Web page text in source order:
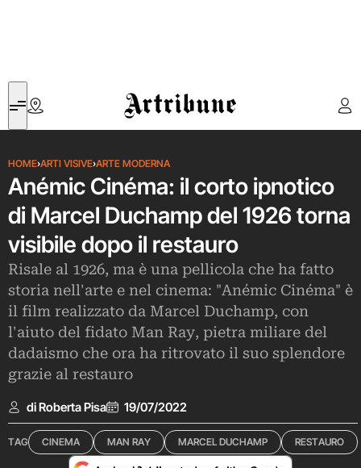
Artribune
HOME›ARTI VISIVE›ARTE MODERNA
Anémic Cinéma: il corto ipnotico
di Marcel Duchamp del 1926 torna
visibile dopo il restauro
Risale al 1926, ma è una pellicola che ha fatto
storia nell'arte e nel cinema: "Anémic Cinéma" è
il film realizzato da Marcel Duchamp, con
l'aiuto del fidato Man Ray, pietra miliare del
dadaismo che ora ha ritrovato il suo splendore
grazie al restauro
di Roberta Pisa 19/07/2022
TAG CINEMA MAN RAY MARCEL DUCHAMP RESTAURO